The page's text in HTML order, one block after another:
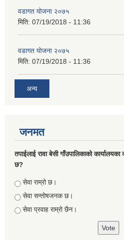
वडागत याेजना २०७५
मिति: 07/19/2018 - 11:36
वडागत याेजना २०७५
मिति: 07/19/2018 - 11:36
अन्य
जनमत
तपाईलाई रावा बेसी गाँउपालिकाको
छ?
Choices
सेवा राम्रो छ।
सेवा सन्तोषजनक छ।
सेवा प्रवाह राम्रो छैन।